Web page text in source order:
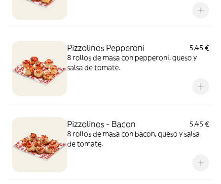
Pizzolinos Pepperoni
5,45 €
8 rollos de masa con pepperoni, queso y
salsa de tomate.
Pizzolinos - Bacon
5,45 €
8 rollos de masa con bacon, queso y salsa
de tomate.